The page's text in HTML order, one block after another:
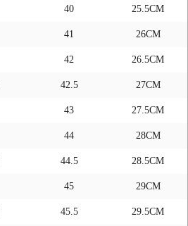
40 25.5CM
41 26CM
42 26.5CM
42.5 27CM
43 27.5CM
44 28CM
44.5 28.5CM
45 29CM
45.5 29.5CM